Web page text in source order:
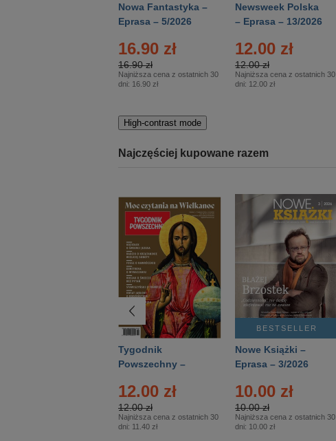
Nowa Fantastyka –
Eprasa – 5/2026
16.90 zł
16.90 zł
Najniższa cena z ostatnich 30
dni: 16.90 zł
Newsweek Polska
– Eprasa – 13/2026
12.00 zł
12.00 zł
Najniższa cena z ostatnich 30
dni: 12.00 zł
High-contrast mode
Najczęściej kupowane razem
Tygodnik
Powszechny –
12.00 zł
12.00 zł
Najniższa cena z ostatnich 30
dni: 11.40 zł
BESTSELLER
Nowe Książki –
Eprasa – 3/2026
10.00 zł
10.00 zł
Najniższa cena z ostatnich 30
dni: 10.00 zł